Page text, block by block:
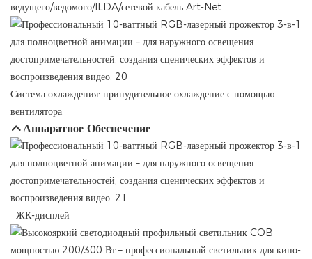
ведущего/ведомого/ILDA/сетевой кабель Art-Net
Система охлаждения: принудительное охлаждение с помощью
вентилятора.
Аппаратное Обеспечение
ЖК-дисплей